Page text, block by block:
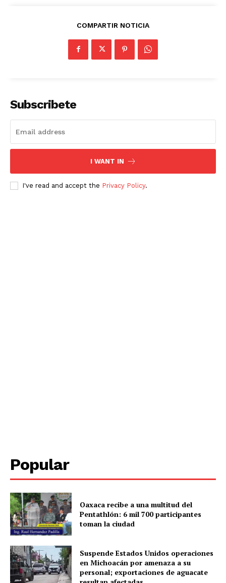
Periodico el Sol de Yucatán
COMPARTIR NOTICIA
Subscribete
I WANT IN
I've read and accept the Privacy Policy.
Popular
Oaxaca recibe a una multitud del
Pentathlón: 6 mil 700 participantes
toman la ciudad
Suspende Estados Unidos operaciones
en Michoacán por amenaza a su
personal; exportaciones de aguacate